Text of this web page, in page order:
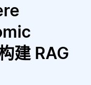
建 RAG